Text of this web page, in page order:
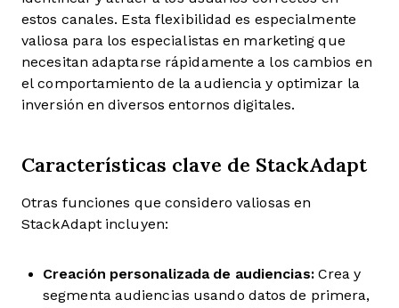
estos canales. Esta flexibilidad es especialmente
valiosa para los especialistas en marketing que
necesitan adaptarse rápidamente a los cambios en
el comportamiento de la audiencia y optimizar la
inversión en diversos entornos digitales.
Características clave de StackAdapt
Otras funciones que considero valiosas en
StackAdapt incluyen:
Creación personalizada de audiencias:Crea y
segmenta audiencias usando datos de primera,